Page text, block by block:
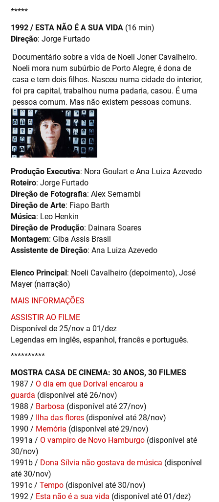
*****
1992 / ESTA NÃO É A SUA VIDA(16 min)
Direção: Jorge Furtado
Documentário sobre a vida de Noeli Joner Cavalheiro.
Noeli mora num subúrbio de Porto Alegre, é dona de
casa e tem dois filhos. Nasceu numa cidade do interior,
foi pra capital, trabalhou numa padaria, casou. É uma
pessoa comum. Mas não existem pessoas comuns.
Produção Executiva: Nora Goulart e Ana Luiza Azevedo
Roteiro: Jorge Furtado
Direção de Fotografia: Alex Sernambi
Direção de Arte: Fiapo Barth
Música: Leo Henkin
Direção de Produção: Dainara Soares
Montagem: Giba Assis Brasil
Assistente de Direção: Ana Luiza Azevedo
Elenco Principal: Noeli Cavalheiro (depoimento), José
Mayer (narração)
MAIS INFORMAÇÕES
A SSISTIR AO FILME
Disponível de 25/nov a 01/dez
Legendas em inglês, espanhol, francês e português.
**********
MOSTRA CASA DE CINEMA: 30 ANOS, 30 FILMES
1987 / O dia em que Dorival encarou a
guarda (disponível até 26/nov)
1988 / Barbosa (disponível até 27/nov)
1989 / Ilha das flores(disponível até 28/nov)
1990 / Memória (disponível até 29/nov)
1991a / O vampiro de Novo Hamburgo(disponível até
30/nov)
1991b / Dona Sílvia não gostava de música (disponível
até 30/nov)
1991c / Tempo(disponível até 30/nov)
1992 / Esta não é a sua vida (disponível até 01/dez)